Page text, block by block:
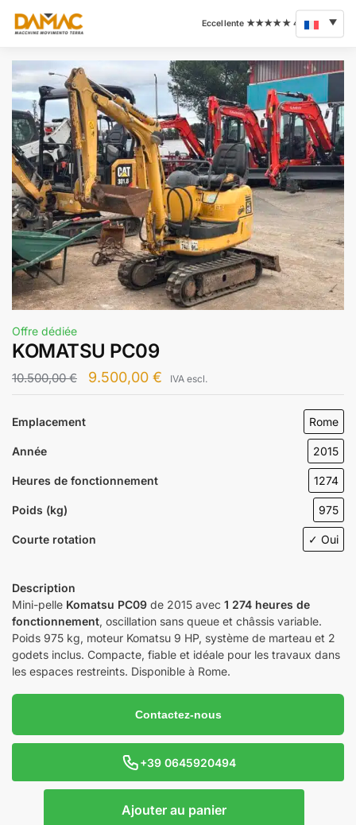
Offre dédiée
KOMATSU PC09
10.500,00€ 9.500,00 € IVA escl.
Emplacement Rome
Année 2015
Heures de fonctionnement 1274
Poids (kg) 975
Courte rotation ✓ Oui
Description
Mini-pelle Komatsu PC09 de 2015 avec 1 274 heures de
fonctionnement, oscillation sans queue et châssis variable.
Poids 975 kg, moteur Komatsu 9 HP, système de marteau et 2
godets inclus. Compacte, fiable et idéale pour les travaux dans
les espaces restreints. Disponible à Rome.
Contactez-nous
+39 0645920494
Ajouter au panier